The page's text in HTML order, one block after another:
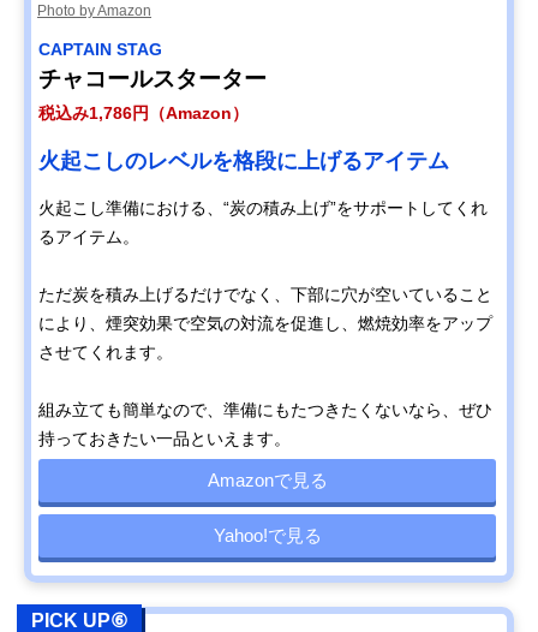
Photo by Amazon
CAPTAIN STAG
チャコールスターター
税込み1,786円（Amazon）
火起こしのレベルを格段に上げるアイテム
火起こし準備における、“炭の積み上げ”をサポートしてくれ
るアイテム。
ただ炭を積み上げるだけでなく、下部に穴が空いていること
により、煙突効果で空気の対流を促進し、燃焼効率をアップ
させてくれます。
組み立ても簡単なので、準備にもたつきたくないなら、ぜひ
持っておきたい一品といえます。
Amazonで見る
Yahoo!で見る
PICK UP⑥